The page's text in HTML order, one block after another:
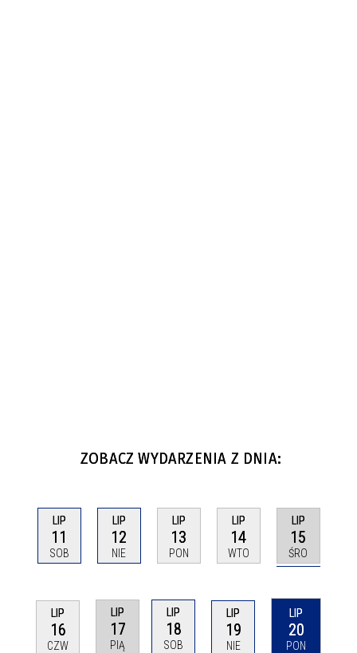
ZOBACZ WYDARZENIA Z DNIA:
LIP
11
SOB
LIP
12
NIE
LIP
13
PON
LIP
14
WTO
LIP
15
ŚRO
LIP
16
CZW
LIP
17
PIĄ
LIP
18
SOB
LIP
19
NIE
LIP
20
PON